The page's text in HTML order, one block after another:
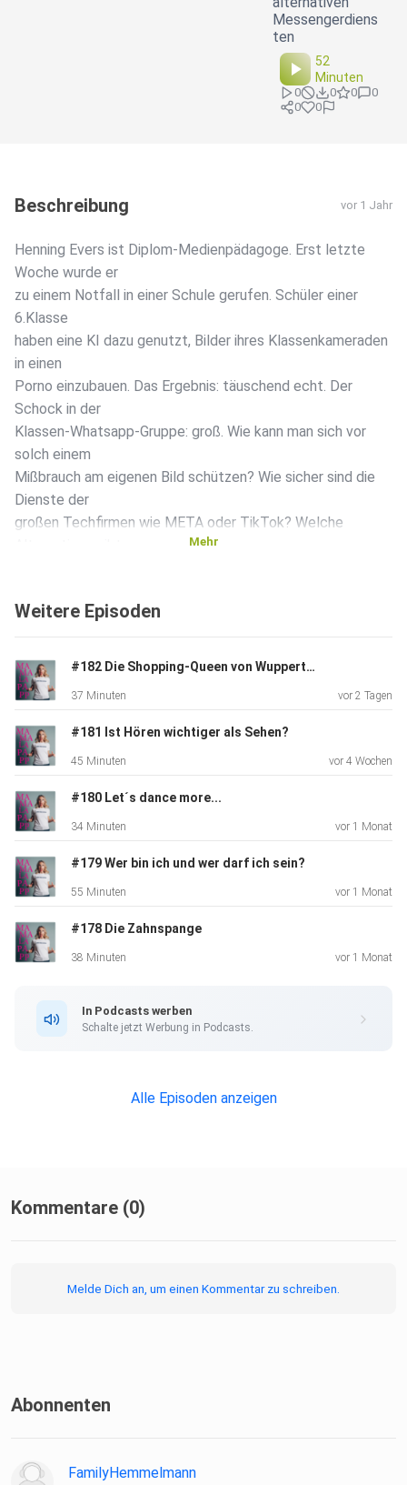
Messengerdiens
ten
52
Minuten
0 0 0
0
0
0
Beschreibung vor 1 Jahr
Henning Evers ist Diplom-Medienpädagoge. Erst letzte
Woche wurde er
zu einem Notfall in einer Schule gerufen. Schüler einer
6.Klasse
haben eine KI dazu genutzt, Bilder ihres Klassenkameraden
in einen
Porno einzubauen. Das Ergebnis: täuschend echt. Der
Schock in der
Klassen-Whatsapp-Gruppe: groß. Wie kann man sich vor
solch einem
Mißbrauch am eigenen Bild schützen? Wie sicher sind die
Dienste der
großen Techfirmen wie META oder TikTok? Welche
Podcastfolge von "Mamalapapp". Mehr zu Hennings Kursen
unter www.kulturellebildung.de oder
www.kompetenzwerft.de.
Mehr
Weitere Episoden
#182 Die Shopping-Queen von Wuppertal
37 Minuten vor 2 Tagen
#181 Ist Hören wichtiger als Sehen?
45 Minuten vor 4 Wochen
#180 Let´s dance more...
34 Minuten vor 1 Monat
#179 Wer bin ich und wer darf ich sein?
55 Minuten vor 1 Monat
#178 Die Zahnspange
38 Minuten vor 1 Monat
In Podcasts werben
Schalte jetzt Werbung in Podcasts.
Alle Episoden anzeigen
Kommentare (0)
Melde Dich an, um einen Kommentar zu schreiben.
Abonnenten
FamilyHemmelmann